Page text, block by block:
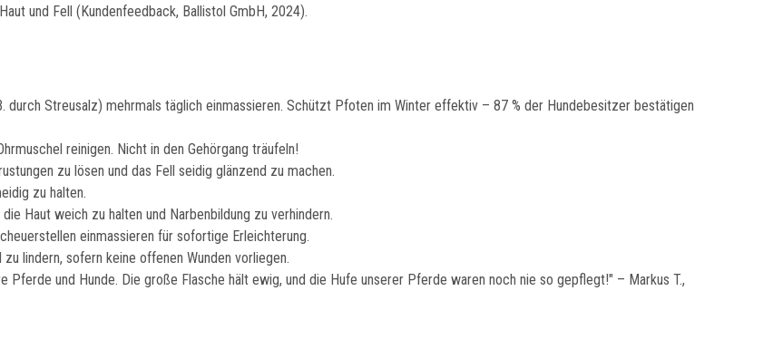
und Fell (Kundenfeedback, Ballistol GmbH, 2024).
durch Streusalz) mehrmals täglich einmassieren. Schützt Pfoten im Winter effektiv – 87 % der Hundebesitzer bestätigen
reinigen. Nicht in den Gehörgang träufeln!
zu lösen und das Fell seidig glänzend zu machen.
zu halten.
Haut weich zu halten und Narbenbildung zu verhindern.
einmassieren für sofortige Erleichterung.
lindern, sofern keine offenen Wunden vorliegen.
Pferde und Hunde. Die große Flasche hält ewig, und die Hufe unserer Pferde waren noch nie so gepflegt!" – Markus T.,